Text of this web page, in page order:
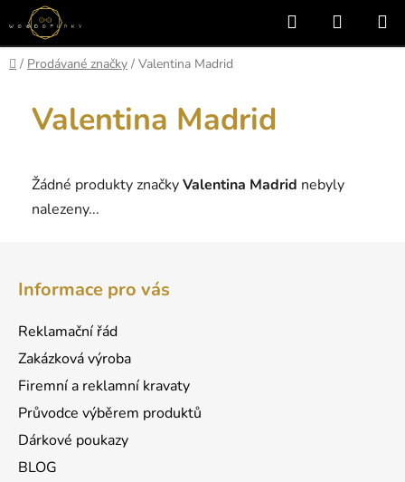
Přejít
na
obsah
Hledat
KOŠÍK
Domů
/ Prodávané značky / Valentina Madrid
Valentina Madrid
Žádné produkty značkyValentina Madrid nebyly
nalezeny...
Informace pro vás
Reklamační řád
Zakázková výroba
Firemní a reklamní kravaty
Průvodce výběrem produktů
Dárkové poukazy
BLOG